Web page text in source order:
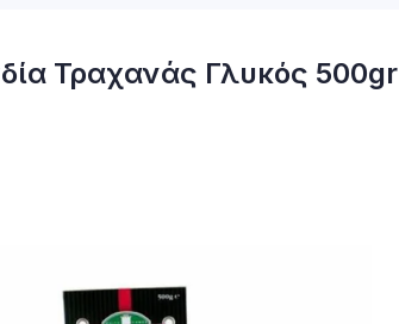
Τραχανάς Γλυκός 500gr